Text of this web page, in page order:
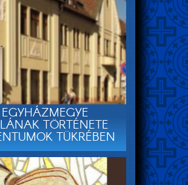
TÖRTÉNETE
TÜKRÉBEN